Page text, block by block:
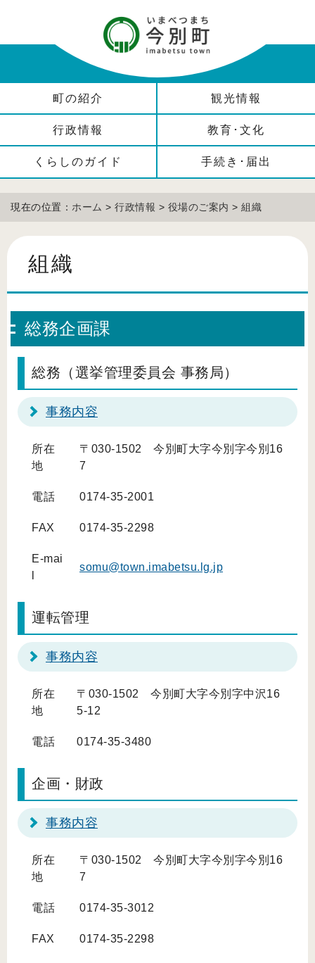
町の紹介 観光情報
行政情報 教育･文化
くらしのガイド 手続き･届出
現在の位置： ホーム > 行政情報 > 役場のご案内 > 組織
組織
総務企画課
総務（選挙管理委員会 事務局）
事務内容
所在
地
〒030-1502 今別町大字今別字今別16
7
電話 0174-35-2001
FAX 0174-35-2298
E-mai
somu@town.imabetsu.lg.jp
運転管理
事務内容
所在
地
〒030-1502 今別町大字今別字中沢16
5-12
電話 0174-35-3480
企画・財政
事務内容
所在
地
〒030-1502 今別町大字今別字今別16
7
電話 0174-35-3012
FAX 0174-35-2298